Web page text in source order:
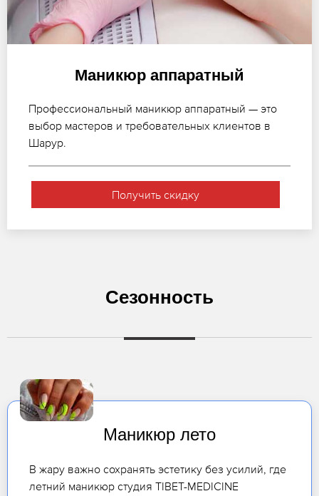
Маникюр аппаратный
Профессиональный маникюр аппаратный — это
выбор мастеров и требовательных клиентов в
Шарур.
Получить скидку
Сезонность
Маникюр лето
В жару важно сохранять эстетику без усилий, где
летний маникюр студия TIBET-MEDICINE